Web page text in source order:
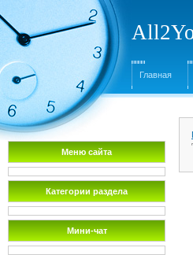
Главная
Меню сайта
Категории раздела
Мини-чат